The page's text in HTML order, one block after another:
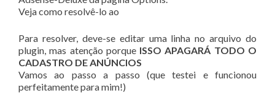
Veja como resolvê-lo ao
Para resolver, deve-se editar uma linha no arquivo do
plugin, mas atenção porque ISSO APAGARÁ TODO O
CADASTRO DE ANÚNCIOS
Vamos ao passo a passo (que testei e funcionou
perfeitamente para mim!)